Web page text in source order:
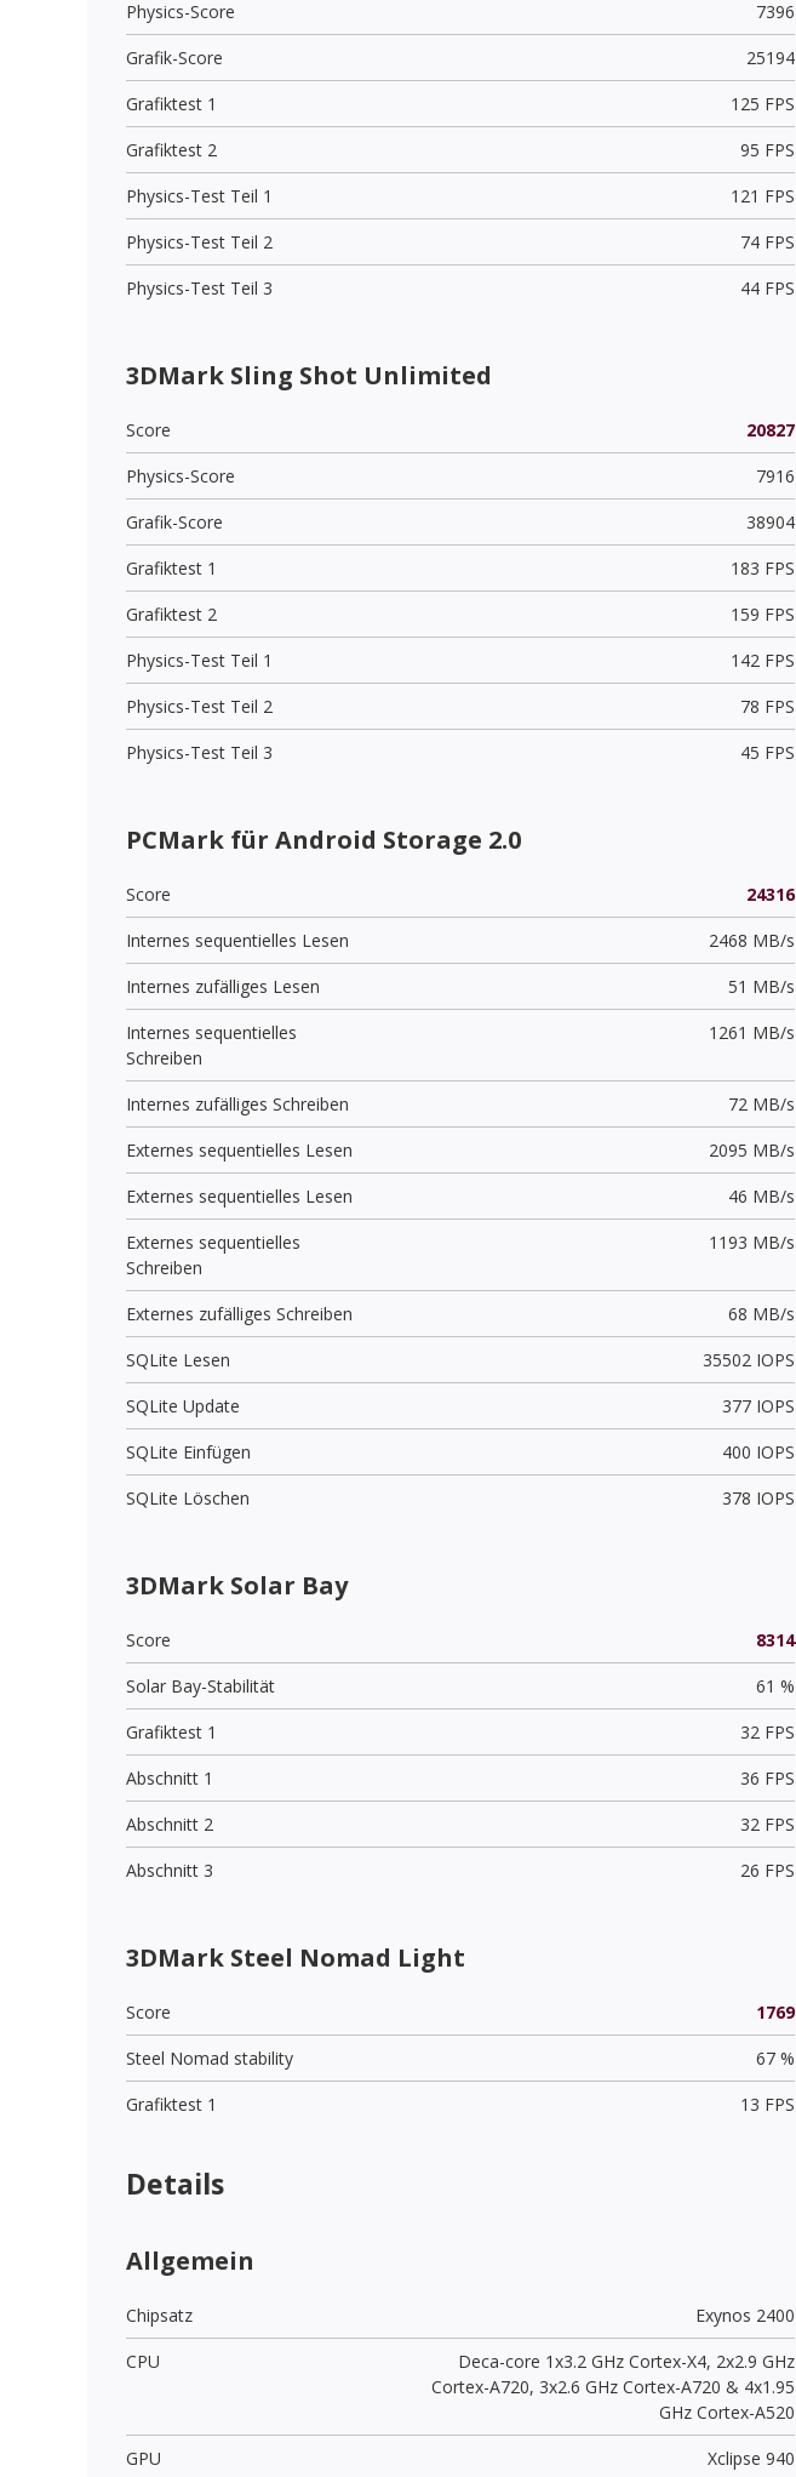
Physics-Score
7396
Grafik-Score
25194
Grafiktest 1
125 FPS
Grafiktest 2
95 FPS
Physics-Test Teil 1
121 FPS
Physics-Test Teil 2
74 FPS
Physics-Test Teil 3
44 FPS
3DMark Sling Shot Unlimited
Score
20827
Physics-Score
7916
Grafik-Score
38904
Grafiktest 1
183 FPS
Grafiktest 2
159 FPS
Physics-Test Teil 1
142 FPS
Physics-Test Teil 2
78 FPS
Physics-Test Teil 3
45 FPS
PCMark für Android Storage 2.0
Score
24316
Internes sequentielles Lesen
2468 MB/s
Internes zufälliges Lesen
51 MB/s
Internes sequentielles
Schreiben
1261 MB/s
Internes zufälliges Schreiben
72 MB/s
Externes sequentielles Lesen
2095 MB/s
Externes sequentielles Lesen
46 MB/s
Externes sequentielles
Schreiben
1193 MB/s
Externes zufälliges Schreiben
68 MB/s
SQLite Lesen
35502 IOPS
SQLite Update
377 IOPS
SQLite Einfügen
400 IOPS
SQLite Löschen
378 IOPS
3DMark Solar Bay
Score
8314
Solar Bay-Stabilität
61 %
Grafiktest 1
32 FPS
Abschnitt 1
36 FPS
Abschnitt 2
32 FPS
Abschnitt 3
26 FPS
3DMark Steel Nomad Light
Score
1769
Steel Nomad stability
67 %
Grafiktest 1
13 FPS
Details
Allgemein
Chipsatz
Exynos 2400
CPU
Deca-core 1x3.2 GHz Cortex-X4, 2x2.9 GHz
Cortex-A720, 3x2.6 GHz Cortex-A720 & 4x1.95
GHz Cortex-A520
GPU
Xclipse 940